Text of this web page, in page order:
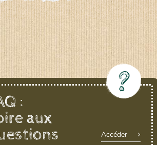
www.biaugerme.com
SATIVA RHEINAU (SAD)
SEMAILLES (SEM)
www.semaille.com
:
aux
Accéder